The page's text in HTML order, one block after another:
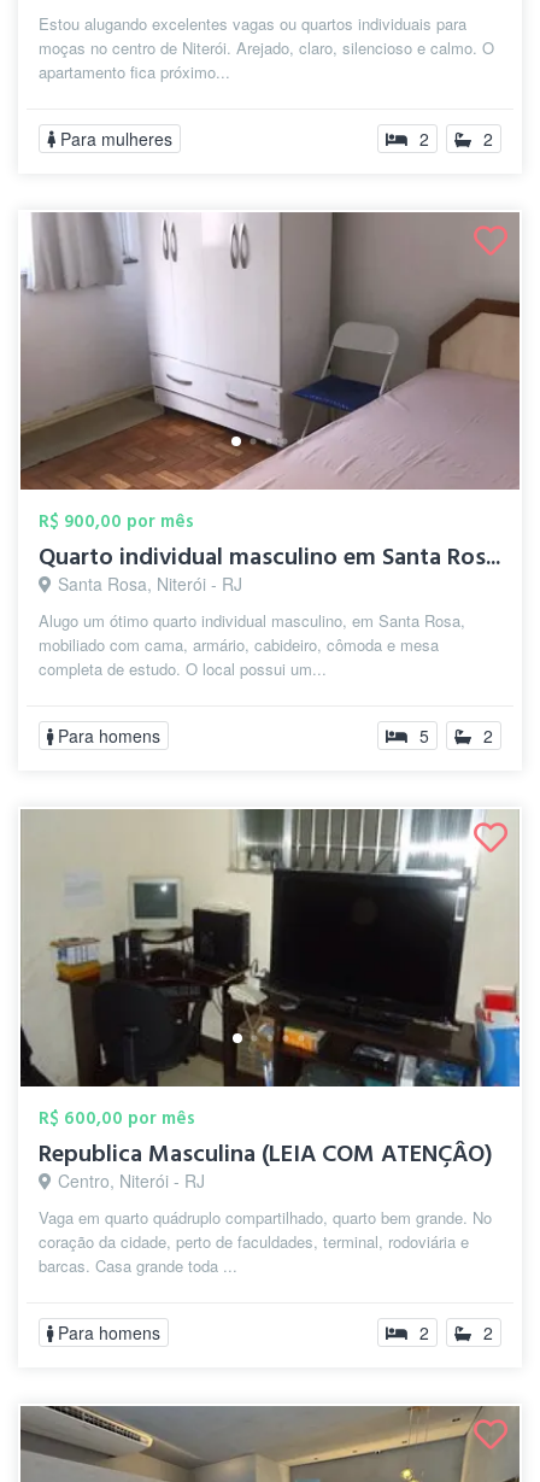
Estou alugando excelentes vagas ou quartos individuais para
moças no centro de Niterói. Arejado, claro, silencioso e calmo. O
apartamento fica próximo...
Para mulheres 2 2
R$ 900,00 por mês
Quarto individual masculino em Santa Ros...
Santa Rosa, Niterói - RJ
Alugo um ótimo quarto individual masculino, em Santa Rosa,
mobiliado com cama, armário, cabideiro, cômoda e mesa
completa de estudo. O local possui um...
Para homens 5 2
R$ 600,00 por mês
Republica Masculina (LEIA COM ATENÇÂO)
Centro, Niterói - RJ
Vaga em quarto quádruplo compartilhado, quarto bem grande. No
coração da cidade, perto de faculdades, terminal, rodoviária e
barcas. Casa grande toda ...
Para homens 2 2